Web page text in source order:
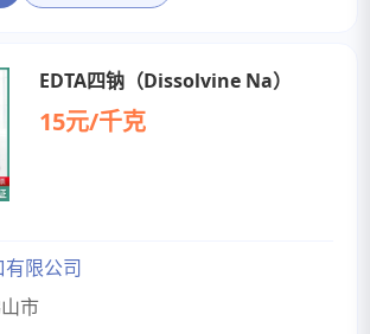
EDTA四钠（Dissolvine Na）
15元/千克
限公司
市